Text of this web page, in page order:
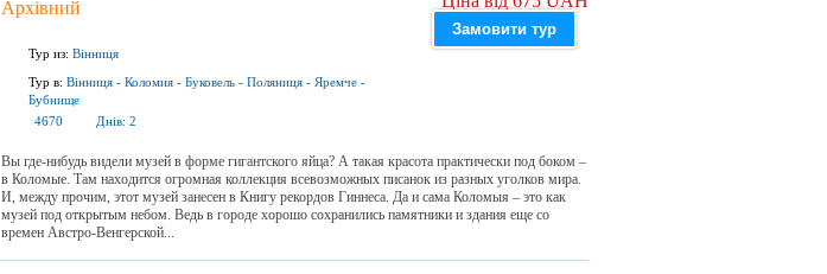
Архівний
Тур из: Вінниця
Тур в: Вінниця - Коломия - Буковель - Поляниця - Яремче -
Бубнище
4670
Днів: 2
Замовити тур
Вы где-нибудь видели музей в форме гигантского яйца? А такая красота практически под боком –
в Коломые. Там находится огромная коллекция всевозможных писанок из разных уголков мира.
И, между прочим, этот музей занесен в Книгу рекордов Гиннеса. Да и сама Коломыя – это как
музей под открытым небом. Ведь в городе хорошо сохранились памятники и здания еще со
времен Австро-Венгерской...